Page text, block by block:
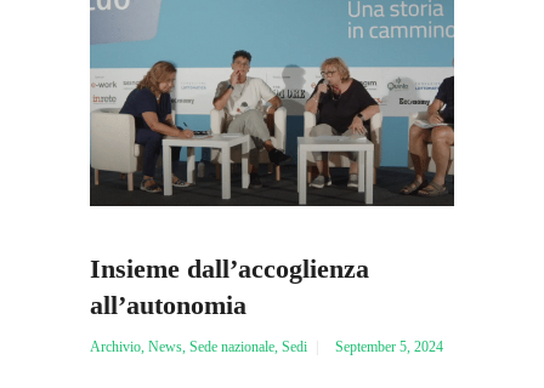
Insieme dall’accoglienza
all’autonomia
Archivio News Sede nazionale Sedi September 5, 2024